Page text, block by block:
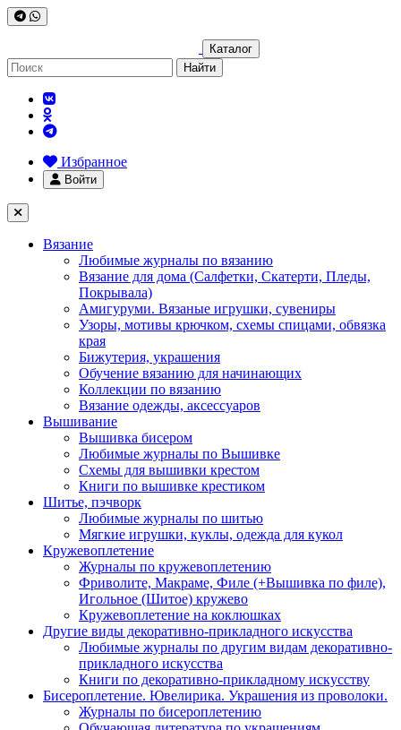
Каталог
Найти
Избранное
Войти
Вязание
Любимые журналы по вязанию
Вязание для дома (Салфетки, Скатерти, Пледы,
Покрывала)
Амигуруми. Вязаные игрушки, сувениры
Узоры, мотивы крючком, схемы спицами, обвязка
края
Бижутерия, украшения
Обучение вязанию для начинающих
Коллекции по вязанию
Вязание одежды, аксессуаров
Вышивание
Вышивка бисером
Любимые журналы по Вышивке
Схемы для вышивки крестом
Книги по вышивке крестиком
Шитье, пэчворк
Любимые журналы по шитью
Мягкие игрушки, куклы, одежда для кукол
Кружевоплетение
Журналы по кружевоплетению
Фриволите, Макраме, Филе (+Вышивка по филе),
Игольное (Шитое) кружево
Кружевоплетение на коклюшках
Другие виды декоративно-прикладного искусства
Любимые журналы по другим видам декоративно-
прикладного искусства
Книги по декоративно-прикладному искусству
Бисероплетение. Ювелирика. Украшения из проволоки.
Журналы по бисероплетению